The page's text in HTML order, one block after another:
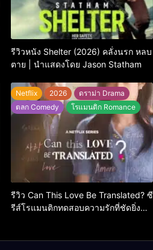
รีวิวหนัง Shelter (2026) คลั่งนรก หลบ
ตาย | นำแสดงโดย Jason Statham
Netflix 2026
ดราม่า Drama
ตลก Comedy
โรแมนติก Romance
รีวิว Can This Love Be Translated? ซี
รีส์โรแมนติกทดสอบความรักที่ชัดยิ่ง